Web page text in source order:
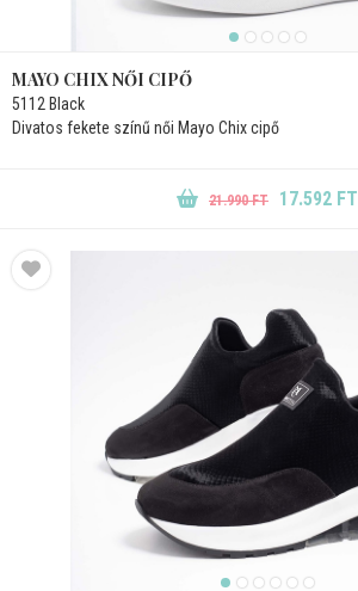
MAYO CHIX NŐI CIPŐ
5112 Black
Divatos fekete színű női Mayo Chix cipő
21.990 FT 17.592 FT